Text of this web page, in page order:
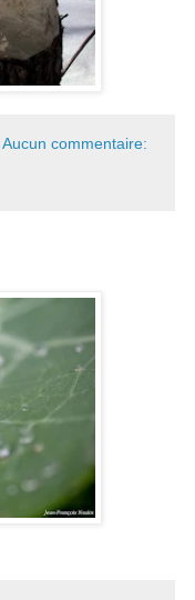
Aucun commentaire: